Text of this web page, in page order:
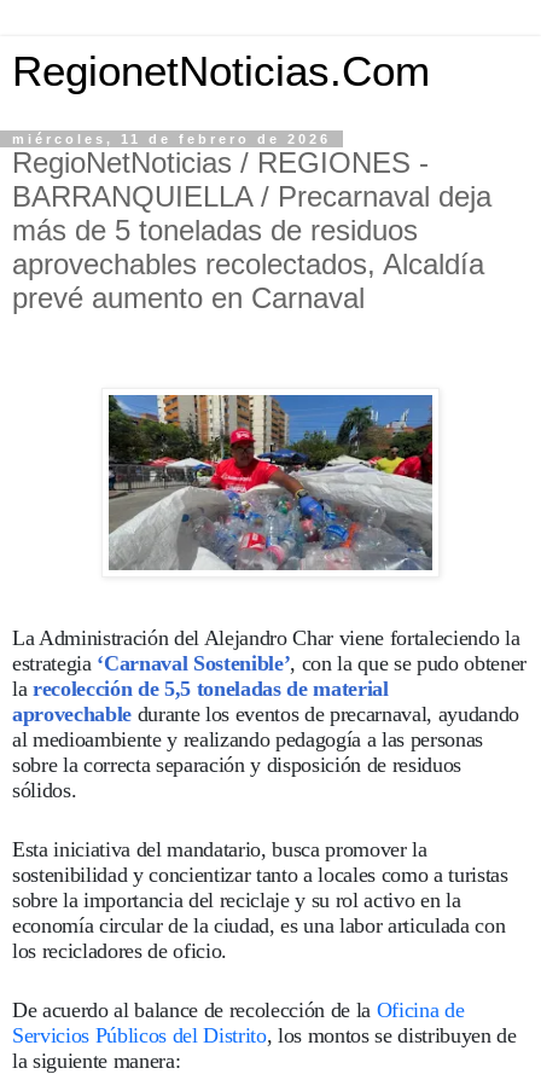
RegionetNoticias.Com
miércoles, 11 de febrero de 2026
RegioNetNoticias / REGIONES -
BARRANQUIELLA / Precarnaval deja
más de 5 toneladas de residuos
aprovechables recolectados, Alcaldía
prevé aumento en Carnaval
La Administración del Alejandro Char viene fortaleciendo la
estrategia ‘Carnaval Sostenible’, con la que se pudo obtener
la recolección de 5,5 toneladas de material
aprovechable durante los eventos de precarnaval, ayudando
al medioambiente y realizando pedagogía a las personas
sobre la correcta separación y disposición de residuos
sólidos.
Esta iniciativa del mandatario, busca promover la
sostenibilidad y concientizar tanto a locales como a turistas
sobre la importancia del reciclaje y su rol activo en la
economía circular de la ciudad, es una labor articulada con
los recicladores de oficio.
De acuerdo al balance de recolección de la Oficina de
Servicios Públicos del Distrito, los montos se distribuyen de
la siguiente manera: